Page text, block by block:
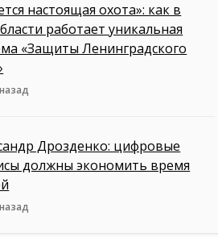
настоящая охота»: как в
работает уникальная
«Защиты Ленинградского
Дрозденко: цифровые
должны экономить время